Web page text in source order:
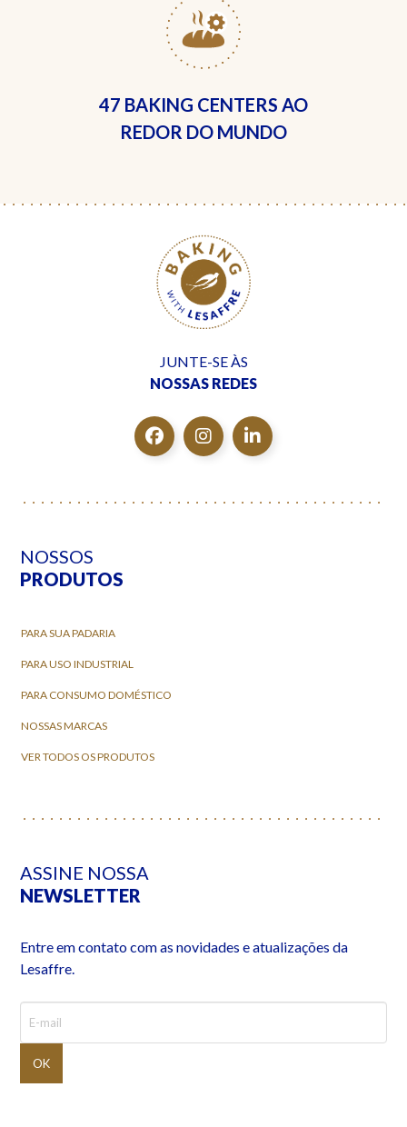
47 BAKING CENTERS AO
REDOR DO MUNDO
JUNTE-SE ÀS
NOSSAS REDES
NOSSOS
PRODUTOS
PARA SUA PADARIA
PARA USO INDUSTRIAL
PARA CONSUMO DOMÉSTICO
NOSSAS MARCAS
VER TODOS OS PRODUTOS
ASSINE NOSSA
NEWSLETTER
Entre em contato com as novidades e atualizações da
Lesaffre.